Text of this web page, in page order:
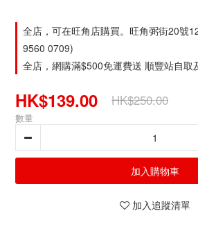
全店，可在旺角店購買。旺角弼街20號
9560 0709)
全店，網購滿$500免運費送 順豐站自取
HK$139.00 HK$250.00
數量
加入購物車
加入追蹤清單